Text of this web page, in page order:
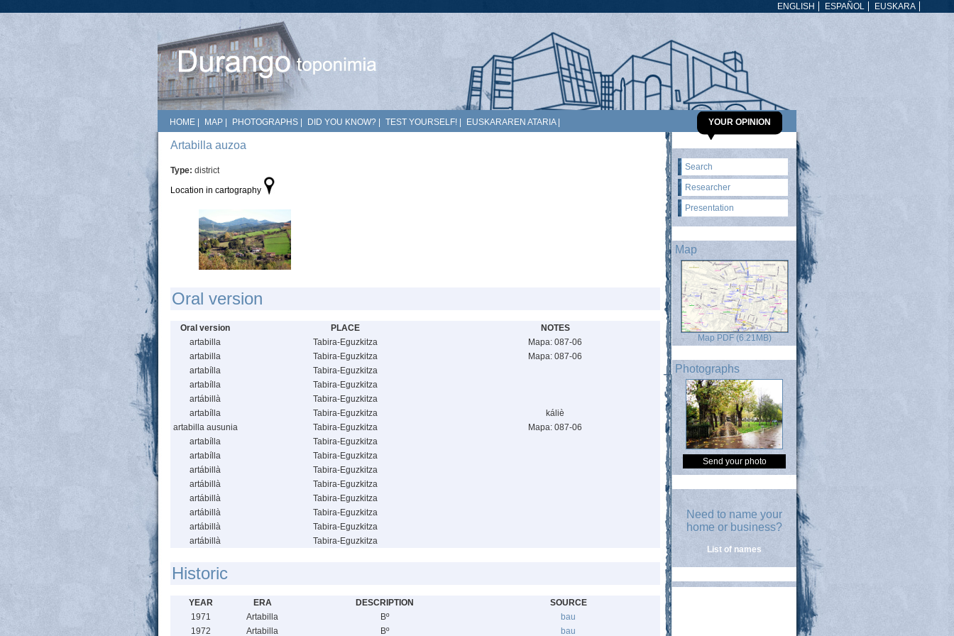
EUSKARA
ESPAÑOL
ENGLISH
HOME MAP PHOTOGRAPHS DID YOU KNOW? TEST YOURSELF! EUSKARAREN ATARIA| YOUR OPINION
Artabilla auzoa
Type: district
Location in cartography
Oral version
Oral version PLACE
NOTES
artabilla
Tabira-Eguzkitza
Mapa: 087-06
artabilla
Tabira-Eguzkitza
Mapa: 087-06
artabílla
Tabira-Eguzkitza
artabílla
Tabira-Eguzkitza
artábillà
Tabira-Eguzkitza
artabílla
Tabira-Eguzkitza
káliè
artabilla ausunia
Tabira-Eguzkitza
Mapa: 087-06
artabílla
Tabira-Eguzkitza
artabílla
Tabira-Eguzkitza
artábillà
Tabira-Eguzkitza
artábillà
Tabira-Eguzkitza
artábillà
Tabira-Eguzkitza
artábillà
Tabira-Eguzkitza
artábillà
Tabira-Eguzkitza
artábillà
Tabira-Eguzkitza
Historic
YEAR ERA DESCRIPTION
SOURCE
1971
Artabilla Bº
bau
1972
Artabilla Bº bau
Search
Researcher
Presentation
Map
Map PDF (6.21MB)
Photographs
Send your photo
Need to name your
home or business?
List of names